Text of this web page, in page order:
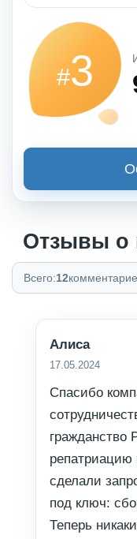
#3
Отзывы о
Всего:12
Алиса
17.05.2024
Спасибо
гражданство
репатриацию
сделали
под ключ:
Теперь